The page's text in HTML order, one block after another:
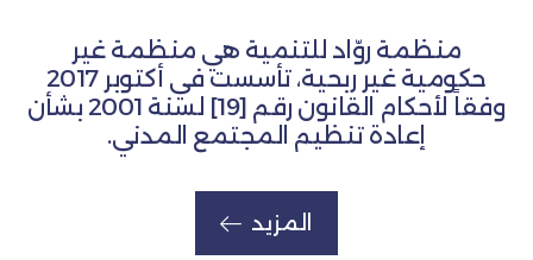
منظمة روّاد للتنمية هي منظمة غير
حكومية غير ربحية، تأسست في أكتوبر 2017
وفقاً لأحكام القانون رقم [19] لسنة 2001 بشأن
إعادة تنظيم المجتمع المدني.
المزيد